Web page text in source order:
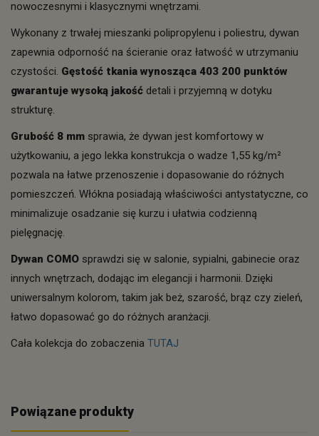
nowoczesnymi i klasycznymi wnętrzami.
Wykonany z trwałej mieszanki polipropylenu i poliestru, dywan
zapewnia odporność na ścieranie oraz łatwość w utrzymaniu
czystości. Gęstość tkania wynosząca 403 200 punktów
gwarantuje wysoką jakość detali i przyjemną w dotyku
strukturę.
Grubość 8 mm sprawia, że dywan jest komfortowy w
użytkowaniu, a jego lekka konstrukcja o wadze 1,55 kg/m²
pozwala na łatwe przenoszenie i dopasowanie do różnych
pomieszczeń. Włókna posiadają właściwości antystatyczne, co
minimalizuje osadzanie się kurzu i ułatwia codzienną
pielęgnację.
Dywan COMO sprawdzi się w salonie, sypialni, gabinecie oraz
innych wnętrzach, dodając im elegancji i harmonii. Dzięki
uniwersalnym kolorom, takim jak beż, szarość, brąz czy zieleń,
łatwo dopasować go do różnych aranżacji.
Cała kolekcja do zobaczenia TUTAJ
Powiązane produkty